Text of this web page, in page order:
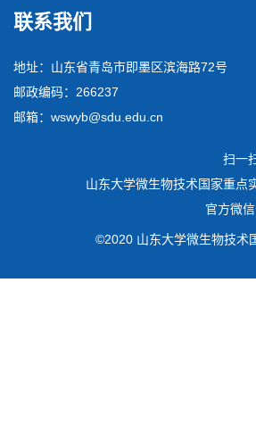
联系我们
地址：山东省青岛市即墨区滨海路72号
邮政编码：266237
邮箱：wswyb@sdu.edu.cn
扫一
山东大学微生物技术国家重点
官方微
©2020 山东大学微生物技术